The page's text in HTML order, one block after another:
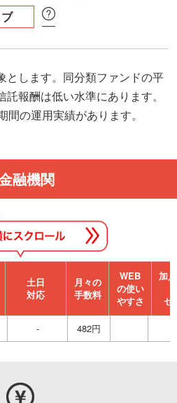
とします。同分類ファンドの平
報酬は低い水準にあります。
の運用実績があります。
融機関
⼟⽇
対応
月々の
手数料
WEB
の使い
やすさ
加
セ
- 482円